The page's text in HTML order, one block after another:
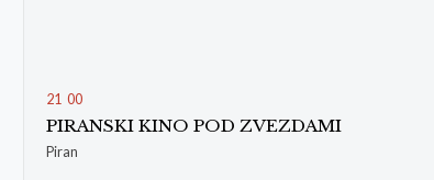
21 00
PIRANSKI KINO POD ZVEZDAMI
Piran